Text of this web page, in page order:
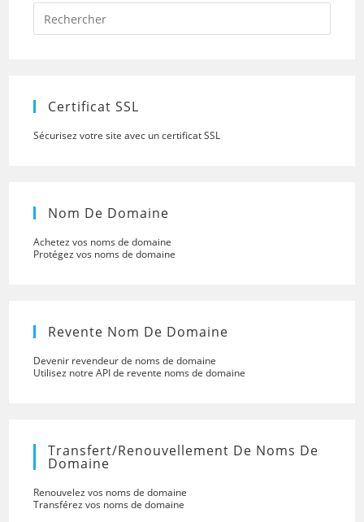
Press
to
Certificat SSL
Sécurisez votre site avec un certificat SSL
Nom De Domaine
Achetez vos noms de domaine
Protégez vos noms de domaine
Revente Nom De Domaine
Devenir revendeur de noms de domaine
Utilisez notre API de revente noms de domaine
Transfert/renouvellement De Noms De
Domaine
Renouvelez vos noms de domaine
Transférez vos noms de domaine